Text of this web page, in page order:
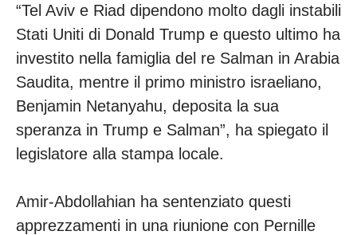
“Tel Aviv e Riad dipendono molto dagli instabili
Stati Uniti di Donald Trump e questo ultimo ha
investito nella famiglia del re Salman in Arabia
Saudita, mentre il primo ministro israeliano,
Benjamin Netanyahu, deposita la sua
speranza in Trump e Salman”, ha spiegato il
legislatore alla stampa locale.
Amir-Abdollahian ha sentenziato questi
apprezzamenti in una riunione con Pernille